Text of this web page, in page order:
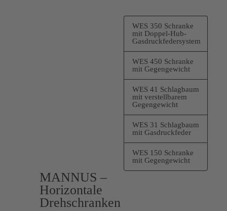
WES 350 Schranke
mit Doppel-Hub-
Gasdruckfedersystem
WES 450 Schranke
mit Gegengewicht
WES 41 Schlagbaum
mit verstellbarem
Gegengewicht
WES 31 Schlagbaum
mit Gasdruckfeder
WES 150 Schranke
mit Gegengewicht
MANNUS –
Horizontale
Drehschranken